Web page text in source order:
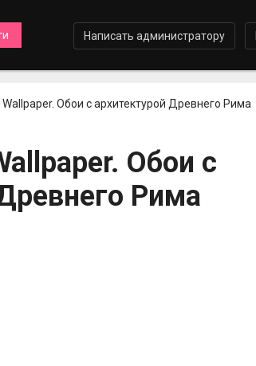
Написать администратору
Wallpaper. Обои с архитектурой Древнего Рима
Обои с
Рима